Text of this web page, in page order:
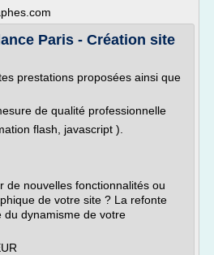
Paris - Création site
prestations proposées ainsi que
de qualité professionnelle
flash, javascript ).
de nouvelles fonctionnalités ou
de votre site ? La refonte
du dynamisme de votre